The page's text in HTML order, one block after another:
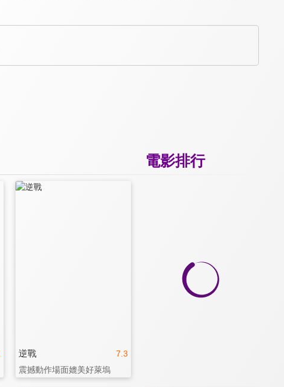
電影排行
7.3
逆戰
震撼動作場面媲美好萊塢